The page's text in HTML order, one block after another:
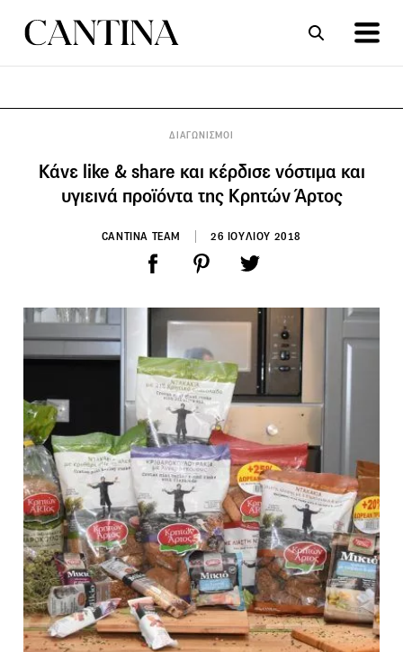
ΔΙΑΓΩΝΙΣΜΟΙ
Κάνε like & share και κέρδισε νόστιμα και
υγιεινά προϊόντα της Κρητών Άρτος
CANTINA TEAM 26 ΙΟΥΛΙΟΥ 2018